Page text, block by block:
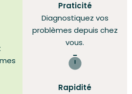
Praticité
Diagnostiquez vos
problèmes depuis chez
vous.
Rapidité